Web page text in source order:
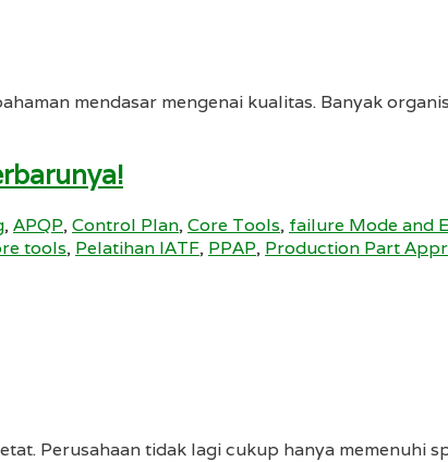
mendasar mengenai kualitas. Banyak
,APQP,Control Plan,Core Tools, failure Mode and
tools, Pelatihan IATF, PPAP, Production Part
Perusahaan tidak lagi cukup hanya memenuhi